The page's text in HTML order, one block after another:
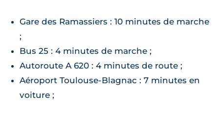
Gare des Ramassiers : 10 minutes de marche
;
Bus 25 : 4 minutes de marche ;
Autoroute A 620 : 4 minutes de route ;
Aéroport Toulouse-Blagnac : 7 minutes en
voiture ;